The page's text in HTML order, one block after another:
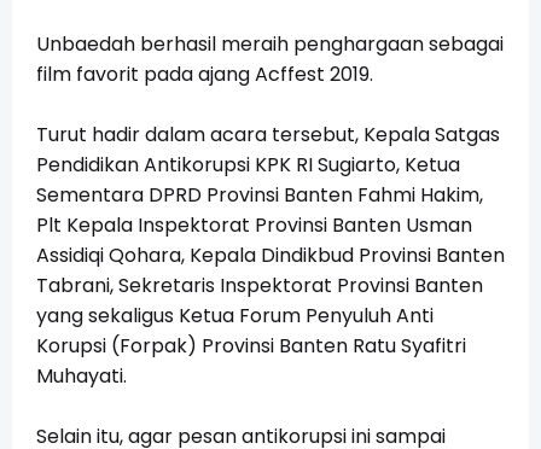
Unbaedah berhasil meraih penghargaan sebagai
film favorit pada ajang Acffest 2019.
Turut hadir dalam acara tersebut, Kepala Satgas
Pendidikan Antikorupsi KPK RI Sugiarto, Ketua
Sementara DPRD Provinsi Banten Fahmi Hakim,
Plt Kepala Inspektorat Provinsi Banten Usman
Assidiqi Qohara, Kepala Dindikbud Provinsi Banten
Tabrani, Sekretaris Inspektorat Provinsi Banten
yang sekaligus Ketua Forum Penyuluh Anti
Korupsi (Forpak) Provinsi Banten Ratu Syafitri
Muhayati.
Selain itu, agar pesan antikorupsi ini sampai